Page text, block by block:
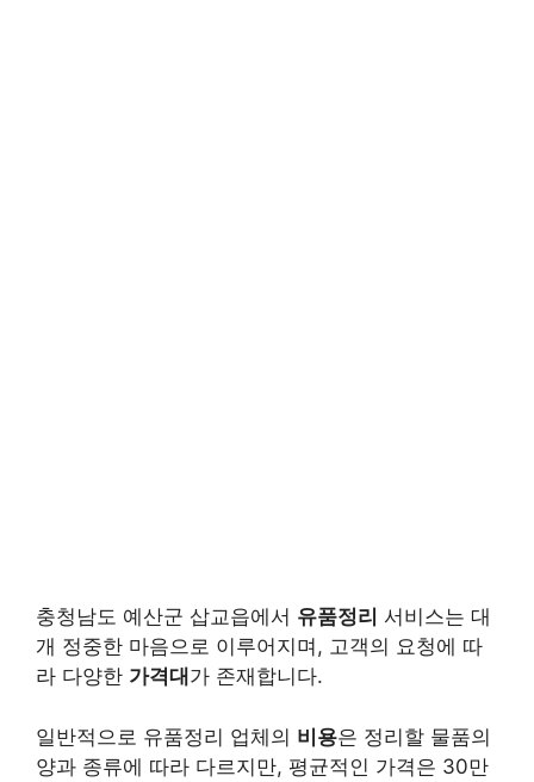
충청남도 예산군 삽교읍에서 유품정리 서비스는 대
개 정중한 마음으로 이루어지며, 고객의 요청에 따
라 다양한 가격대 가 존재합니다.
일반적으로 유품정리 업체의 비용은 정리할 물품의
양과 종류에 따라 다르지만, 평균적인 가격은 30만